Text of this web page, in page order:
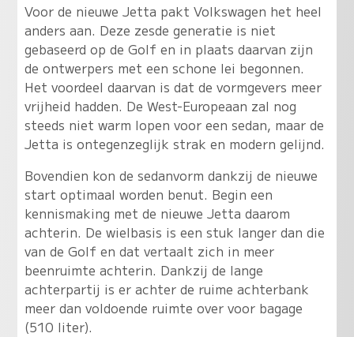
Voor de nieuwe Jetta pakt Volkswagen het heel
anders aan. Deze zesde generatie is niet
gebaseerd op de Golf en in plaats daarvan zijn
de ontwerpers met een schone lei begonnen.
Het voordeel daarvan is dat de vormgevers meer
vrijheid hadden. De West-Europeaan zal nog
steeds niet warm lopen voor een sedan, maar de
Jetta is ontegenzeglijk strak en modern gelijnd.
Bovendien kon de sedanvorm dankzij de nieuwe
start optimaal worden benut. Begin een
kennismaking met de nieuwe Jetta daarom
achterin. De wielbasis is een stuk langer dan die
van de Golf en dat vertaalt zich in meer
beenruimte achterin. Dankzij de lange
achterpartij is er achter de ruime achterbank
meer dan voldoende ruimte over voor bagage
(510 liter).